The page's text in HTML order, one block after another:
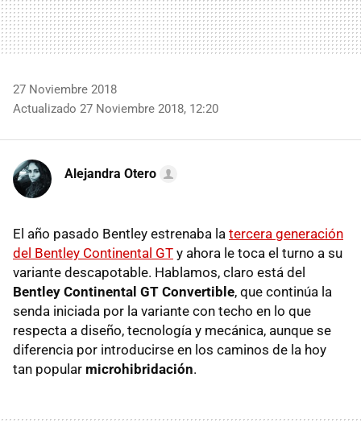
27 Noviembre 2018
Actualizado 27 Noviembre 2018, 12:20
Alejandra Otero
El año pasado Bentley estrenaba la tercera generación
del Bentley Continental GT y ahora le toca el turno a su
variante descapotable. Hablamos, claro está del
Bentley Continental GT Convertible, que continúa la
senda iniciada por la variante con techo en lo que
respecta a diseño, tecnología y mecánica, aunque se
diferencia por introducirse en los caminos de la hoy
tan popular microhibridación.